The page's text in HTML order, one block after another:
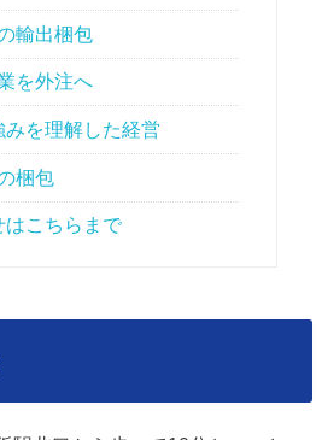
輸出梱包
を外注へ
みを理解した経営
梱包
はこちらまで